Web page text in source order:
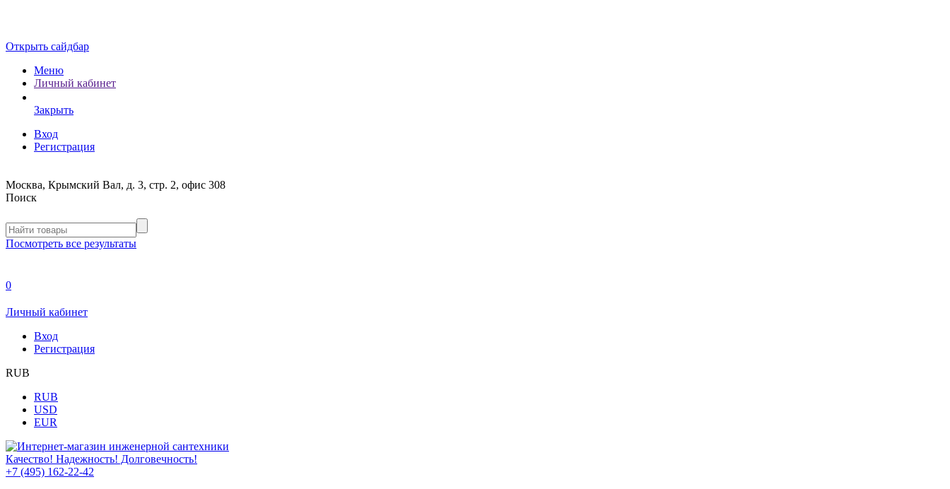
Открыть сайдбар
Меню
Личный кабинет
Закрыть
Вход
Регистрация
Москва, Крымский Вал, д. 3, стр. 2, офис 308
Поиск
Посмотреть все результаты
0
Личный кабинет
Вход
Регистрация
RUB
RUB
USD
EUR
Качество! Надежность! Долговечность!
+7 (495) 162-22-42